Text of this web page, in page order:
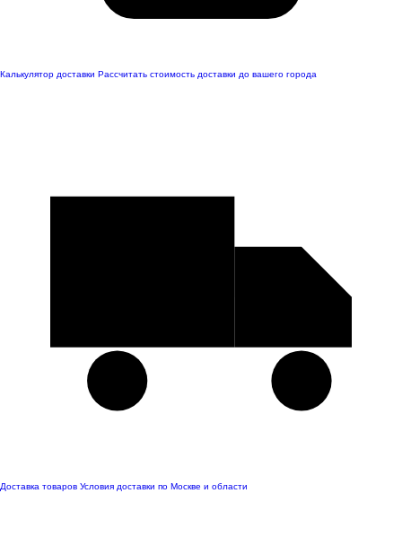
Калькулятор доставки Рассчитать стоимость доставки до вашего города
Доставка товаров Условия доставки по Москве и области